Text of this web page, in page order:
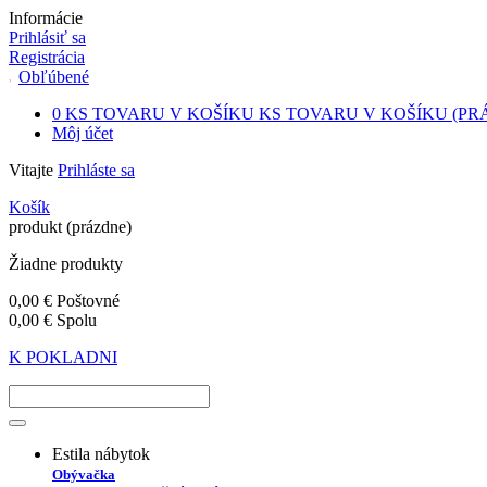
Informácie
Prihlásiť sa
Registrácia
Obľúbené
0 KS TOVARU V KOŠÍKU KS TOVARU V KOŠÍKU
Môj účet
Vitajte Prihláste sa
Košík
produkt (prázdne)
Žiadne produkty
0,00 € Poštovné
0,00 € Spolu
K POKLADNI
Estila nábytok
Obývačka